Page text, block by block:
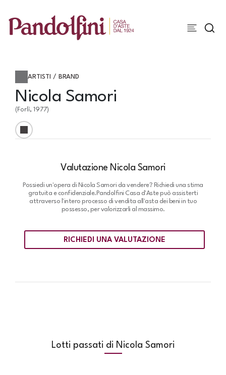
ARTISTI / BRAND
Nicola Samori
(Forlì, 1977)
Valutazione Nicola Samori
Possiedi un'opera di Nicola Samori da vendere? Richiedi una stima
gratuita e confidenziale. Pandolfini Casa d'Aste può assisterti
attraverso l'intero processo di vendita all'asta dei beni in tuo
possesso, per valorizzarli al massimo.
RICHIEDI UNA VALUTAZIONE
Lotti passati di Nicola Samori